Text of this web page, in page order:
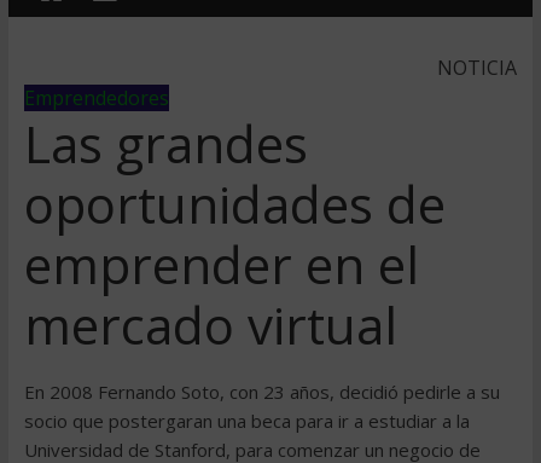
NOTICIA
Emprendedores
Las grandes
oportunidades de
emprender en el
mercado virtual
En 2008 Fernando Soto, con 23 años, decidió pedirle a su
socio que postergaran una beca para ir a estudiar a la
Universidad de Stanford, para comenzar un negocio de